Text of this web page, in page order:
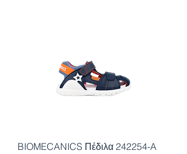
BIOMECANICS Πέδιλα 242254-A